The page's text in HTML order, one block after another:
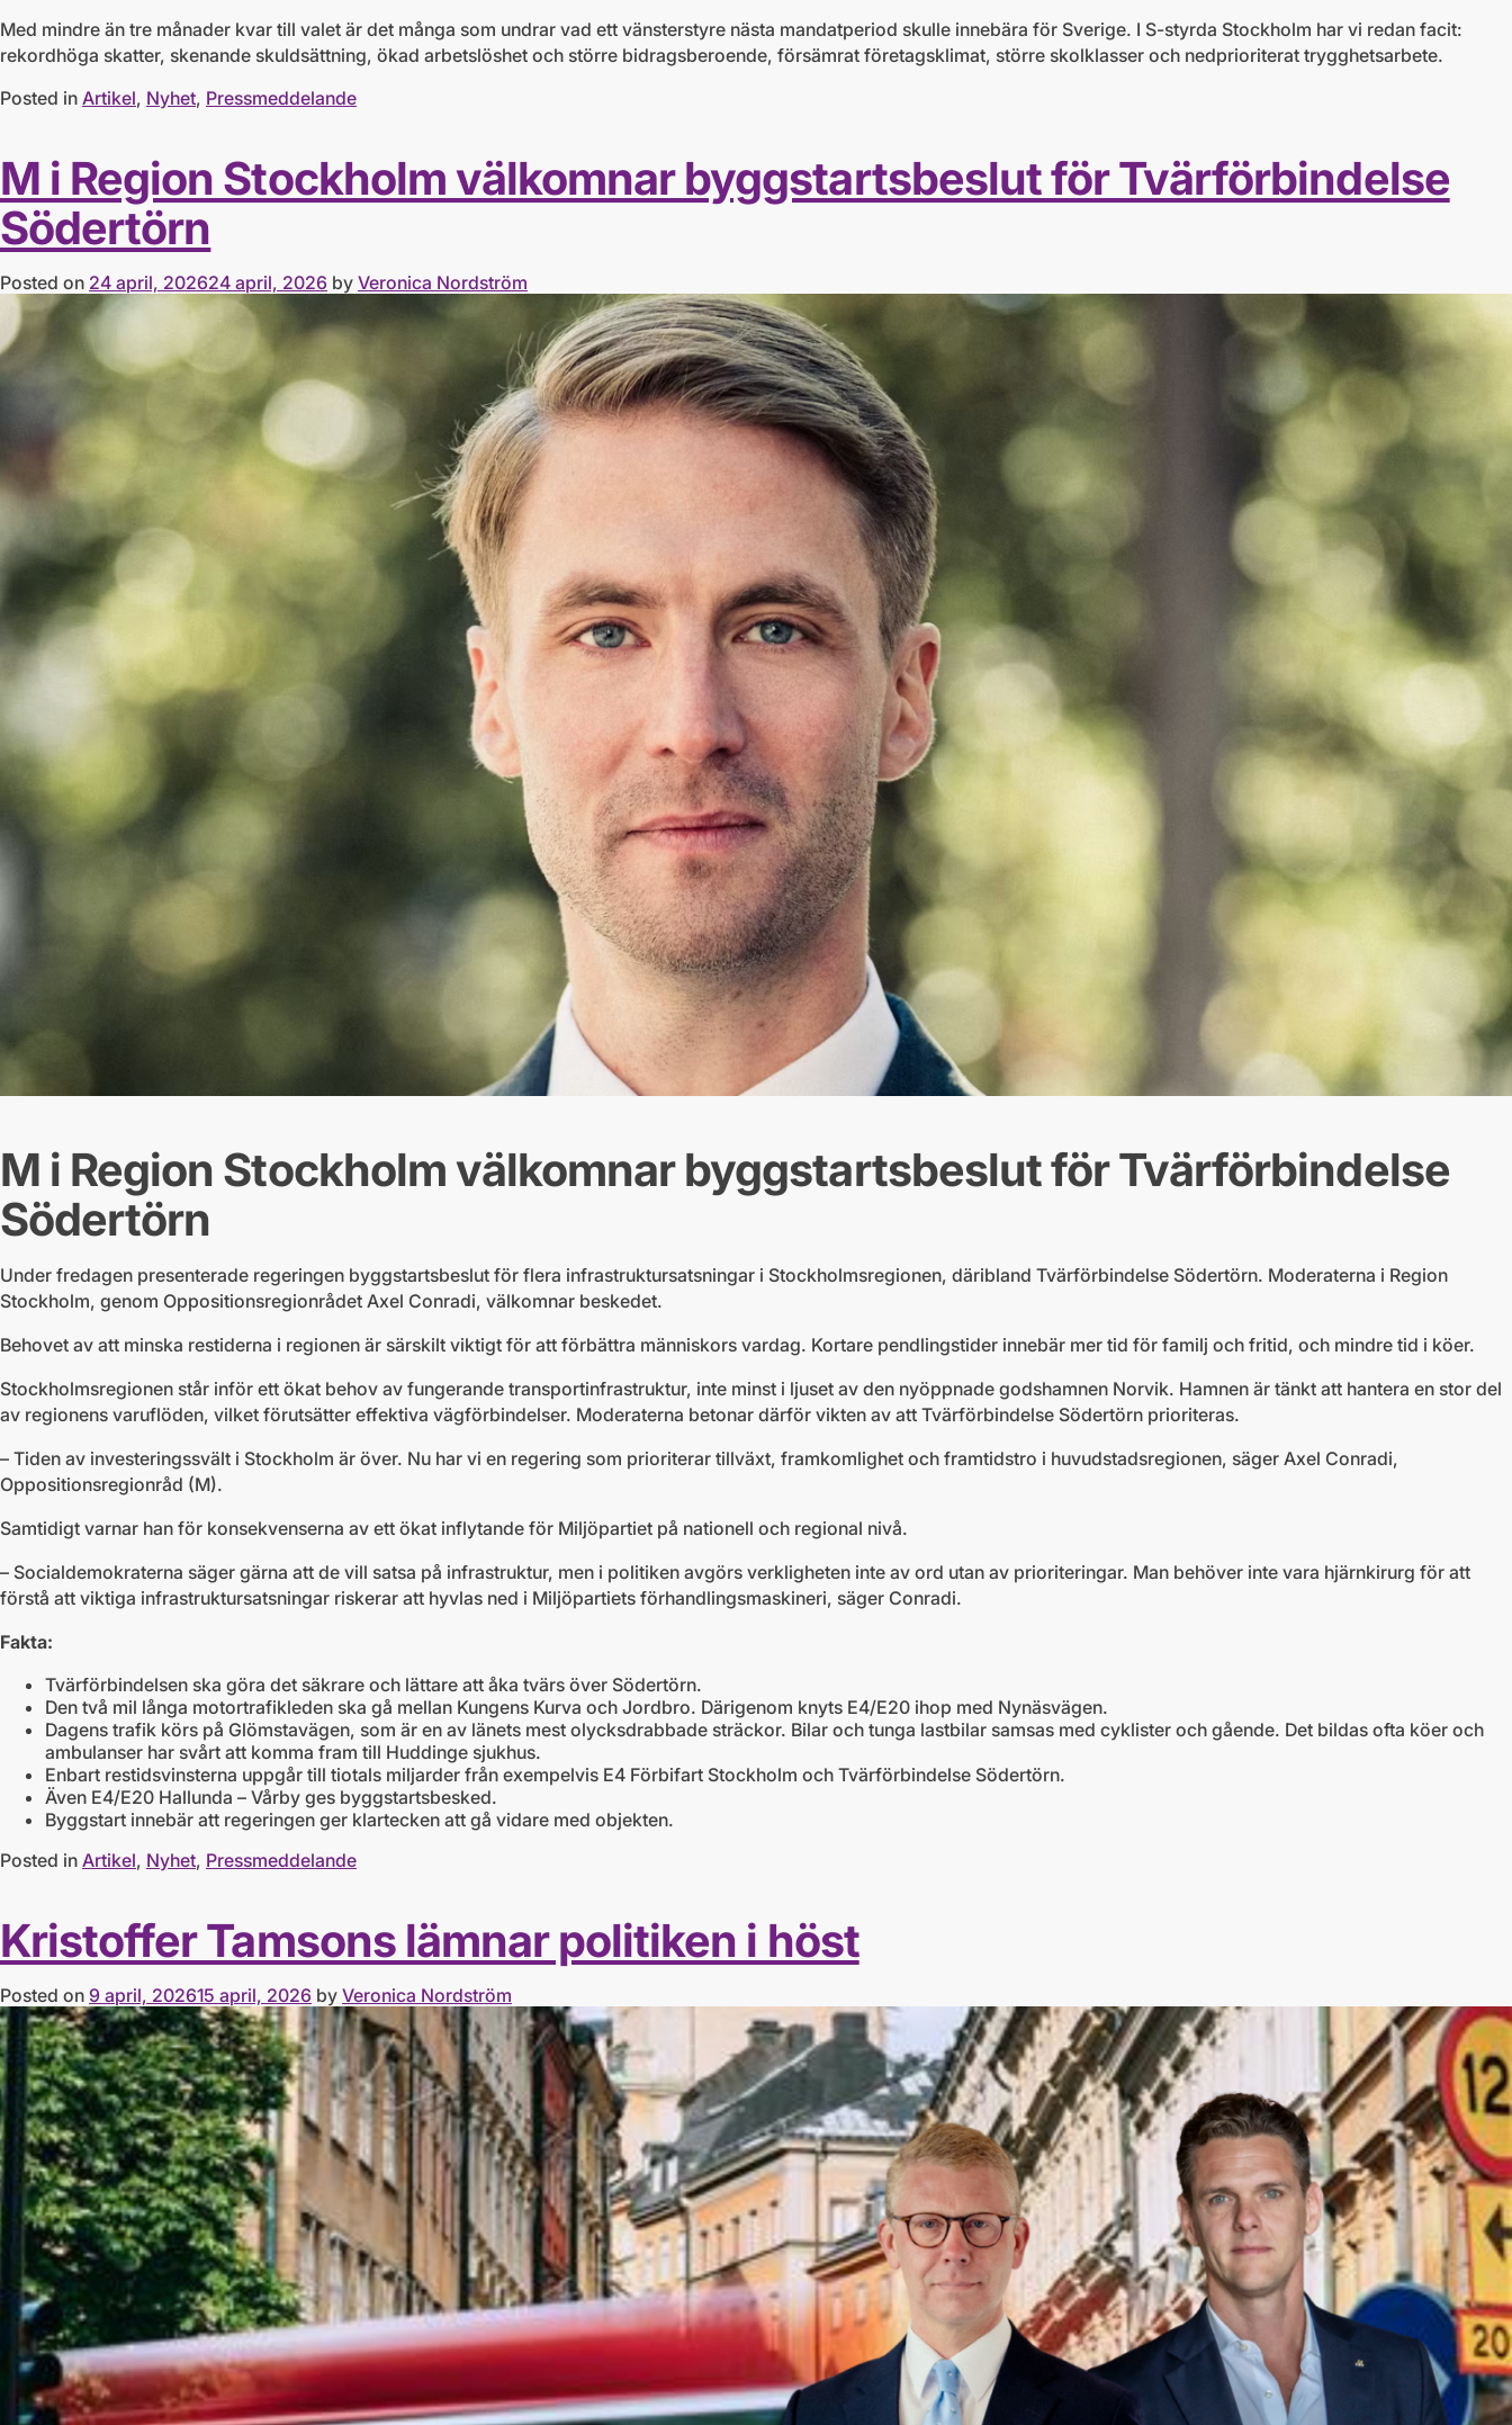
Med mindre än tre månader kvar till valet är det många som undrar vad ett vänsterstyre nästa mandatperiod skulle innebära för Sverige. I S-styrda Stockholm har vi redan facit:
rekordhöga skatter, skenande skuldsättning, ökad arbetslöshet och större bidragsberoende, försämrat företagsklimat, större skolklasser och nedprioriterat trygghetsarbete.
Posted in Artikel, Nyhet, Pressmeddelande
M i Region Stockholm välkomnar byggstartsbeslut för Tvärförbindelse
Södertörn
Posted on 24 april, 202624 april, 2026 by Veronica Nordström
M i Region Stockholm välkomnar byggstartsbeslut för Tvärförbindelse
Södertörn
Under fredagen presenterade regeringen byggstartsbeslut för flera infrastruktursatsningar i Stockholmsregionen, däribland Tvärförbindelse Södertörn. Moderaterna i Region
Stockholm, genom Oppositionsregionrådet Axel Conradi, välkomnar beskedet.
Behovet av att minska restiderna i regionen är särskilt viktigt för att förbättra människors vardag. Kortare pendlingstider innebär mer tid för familj och fritid, och mindre tid i köer.
Stockholmsregionen står inför ett ökat behov av fungerande transportinfrastruktur, inte minst i ljuset av den nyöppnade godshamnen Norvik. Hamnen är tänkt att hantera en stor del
av regionens varuflöden, vilket förutsätter effektiva vägförbindelser. Moderaterna betonar därför vikten av att Tvärförbindelse Södertörn prioriteras.
– Tiden av investeringssvält i Stockholm är över. Nu har vi en regering som prioriterar tillväxt, framkomlighet och framtidstro i huvudstadsregionen, säger Axel Conradi,
Oppositionsregionråd (M).
Samtidigt varnar han för konsekvenserna av ett ökat inflytande för Miljöpartiet på nationell och regional nivå.
– Socialdemokraterna säger gärna att de vill satsa på infrastruktur, men i politiken avgörs verkligheten inte av ord utan av prioriteringar. Man behöver inte vara hjärnkirurg för att
förstå att viktiga infrastruktursatsningar riskerar att hyvlas ned i Miljöpartiets förhandlingsmaskineri, säger Conradi.
Fakta:
Tvärförbindelsen ska göra det säkrare och lättare att åka tvärs över Södertörn.
Den två mil långa motortrafikleden ska gå mellan Kungens Kurva och Jordbro. Därigenom knyts E4/E20 ihop med Nynäsvägen.
Dagens trafik körs på Glömstavägen, som är en av länets mest olycksdrabbade sträckor. Bilar och tunga lastbilar samsas med cyklister och gående. Det bildas ofta köer och
ambulanser har svårt att komma fram till Huddinge sjukhus.
Enbart restidsvinsterna uppgår till tiotals miljarder från exempelvis E4 Förbifart Stockholm och Tvärförbindelse Södertörn.
Även E4/E20 Hallunda – Vårby ges byggstartsbesked.
Byggstart innebär att regeringen ger klartecken att gå vidare med objekten.
Posted in Artikel, Nyhet, Pressmeddelande
Kristoffer Tamsons lämnar politiken i höst
Posted on 9 april, 202615 april, 2026 by Veronica Nordström